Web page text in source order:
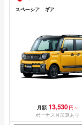
スペーシア ギア
月額 13,530 円～
ボーナス月加算あり